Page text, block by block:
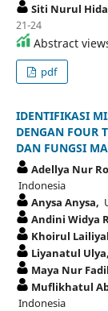
Siti Nurul
21-24
Abstract
pdf
IDENTIFIKASI
DENGAN FOUR
DAN FUNGSI
Adellya Nur
Indonesia
Anysa Anysa,
Andini Widya
Khoirul
Liyanatul Ulya,
Maya Nur
Muflikhatul
Indonesia